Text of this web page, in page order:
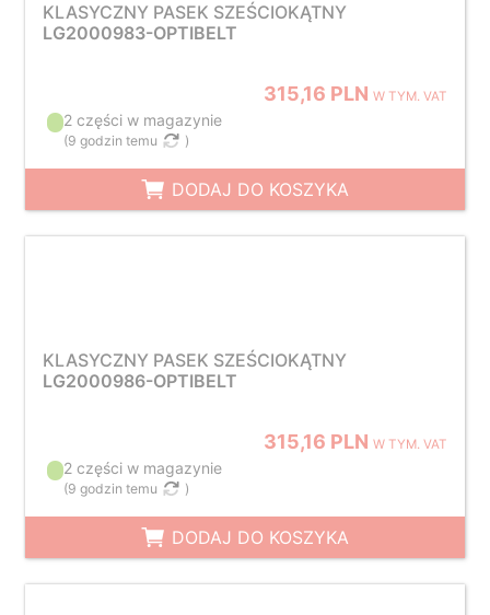
KLASYCZNY PASEK SZEŚCIOKĄTNY
LG2000983-OPTIBELT
315,16 PLNW TYM. VAT
2 części w magazynie
(9 godzin temu )
DODAJ DO KOSZYKA
KLASYCZNY PASEK SZEŚCIOKĄTNY
LG2000986-OPTIBELT
315,16 PLNW TYM. VAT
2 części w magazynie
(9 godzin temu )
DODAJ DO KOSZYKA